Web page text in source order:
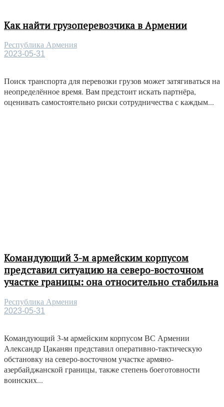
Как найти грузоперевозчика в Армении
Республика Армения
2023-05-31
Поиск транспорта для перевозки грузов может затягиваться на
неопределённое время. Вам предстоит искать партнёра,
оценивать самостоятельно риски сотрудничества с каждым...
Командующий 3-м армейским корпусом
представил ситуацию на северо-восточном
участке границы: она относительно стабильна
Республика Армения
2023-05-31
Командующий 3-м армейским корпусом ВС Армении
Александр Цаканян представил оперативно-тактическую
обстановку на северо-восточном участке армяно-
азербайджанской границы, также степень боеготовности
воинских...